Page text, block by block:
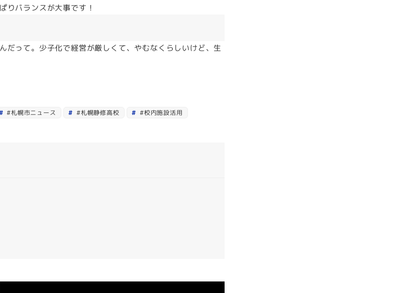
りバランスが大事です！
だって。少子化で経営が厳しくて、やむなくらしいけど、生
#札幌市ニュース #札幌静修高校
#校内施設活用